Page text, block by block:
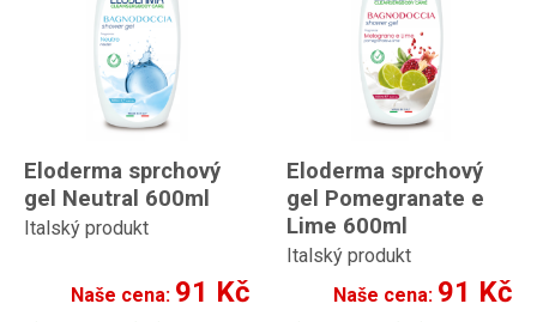
Eloderma sprchový
gel Neutral 600ml
Italský produkt
Naše cena: 91 Kč
Eloderma sprchový
gel Pomegranate e
Lime 600ml
Italský produkt
Naše cena: 91 Kč